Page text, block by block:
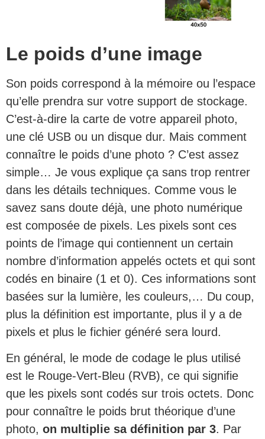
Le poids d’une image
Son poids correspond à la mémoire ou l’espace
qu’elle prendra sur votre support de stockage.
C’est-à-dire la carte de votre appareil photo,
une clé USB ou un disque dur. Mais comment
connaître le poids d’une photo ? C’est assez
simple… Je vous explique ça sans trop rentrer
dans les détails techniques. Comme vous le
savez sans doute déjà, une photo numérique
est composée de pixels. Les pixels sont ces
points de l’image qui contiennent un certain
nombre d’information appelés octets et qui sont
codés en binaire (1 et 0). Ces informations sont
basées sur la lumière, les couleurs,… Du coup,
plus la définition est importante, plus il y a de
pixels et plus le fichier généré sera lourd.
En général, le mode de codage le plus utilisé
est le Rouge-Vert-Bleu (RVB), ce qui signifie
que les pixels sont codés sur trois octets. Donc
pour connaître le poids brut théorique d’une
photo, on multiplie sa définition par 3. Par